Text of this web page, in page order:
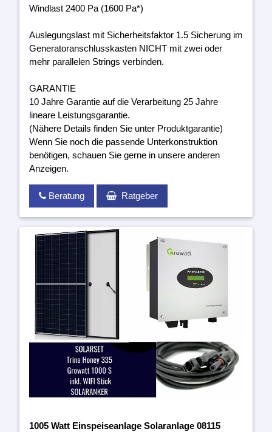
Windlast 2400 Pa (1600 Pa*)
Auslegungslast mit Sicherheitsfaktor 1.5 Sicherung im
Generatoranschlusskasten NICHT mit zwei oder
mehr parallelen Strings verbinden.
GARANTIE
10 Jahre Garantie auf die Verarbeitung 25 Jahre
lineare Leistungsgarantie.
(Nähere Details finden Sie unter Produktgarantie)
Wenn Sie noch die passende Unterkonstruktion
benötigen, schauen Sie gerne in unsere anderen
Anzeigen.
Beratung Ratgeber
1005 Watt Einspeiseanlage Solaranlage 08115